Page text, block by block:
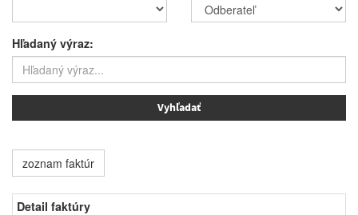
Hľadaný výraz:
zoznam faktúr
Detail faktúry